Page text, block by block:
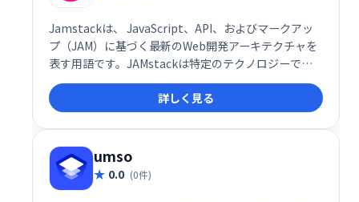
Jamstackは、 JavaScript、API、およびマークアッ
プ（JAM）に基づく最新のWeb開発アーキテクチャを
表す用語です。JAMstackは特定のテクノロジーでは
なく、アプリやWebサイトを構築するための別の方法
です。
詳しく見る
umso
0.0 (0件)